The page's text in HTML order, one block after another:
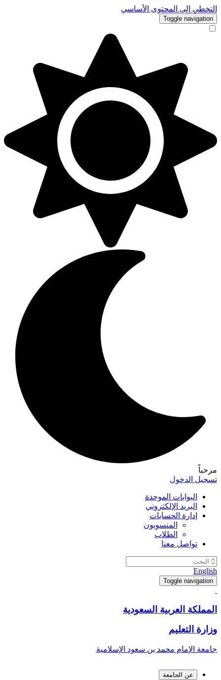
التخطي إلى المحتوى الأساسي
Toggle navigation
مرحباً
تسجيل الدخول
البوابات الموحدة
البريد الإلكتروني
إدارة الحسابات
المنسوبون
الطلاب
تواصل معنا
English
Toggle navigation
المملكة العربية السعودية
وزارة التعليم
جامعة الإمام محمد بن سعود الإسلامية
عن الجامعة